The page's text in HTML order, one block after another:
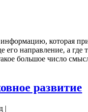
которая
его направление, а
большое число
развитие
|